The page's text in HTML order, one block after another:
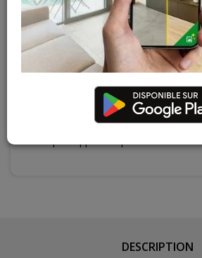
Cuesmes
Contactez Diffusion Menuiserie pour
réapprovisionnement pour ce produit
Les teintes, nuances et veinages des
DESCRIPTION